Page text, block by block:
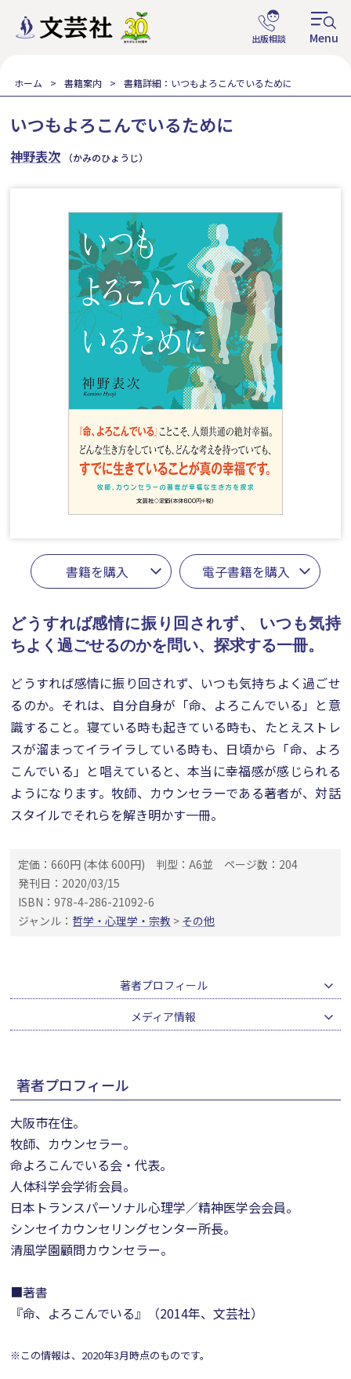
ホーム 書籍案内 書籍詳細：いつもよろこんでいるために
いつもよろこんでいるために
神野表次 （かみのひょうじ）
書籍を購入 電子書籍を購入
どうすれば感情に振り回されず、
いつも気持
ちよく過ごせるのかを問い、探求する一冊。
どうすれば感情に振り回されず、いつも気持ちよく過ごせ
るのか。それは、自分自身が「命、よろこんでいる」と意
識すること。寝ている時も起きている時も、たとえストレ
スが溜まってイライラしている時も、日頃から「命、よろ
こんでいる」と唱えていると、本当に幸福感が感じられる
ようになります。牧師、カウンセラーである著者が、対話
スタイルでそれらを解き明かす一冊。
定価：660円 (本体 600円) 判型：A6並
ページ数：204
発刊日：2020/03/15
ISBN：978-4-286-21092-6
ジャンル：哲学・心理学・宗教 > その他
著者プロフィール
メディア情報
著者プロフィール
大阪市在住。
牧師、カウンセラー。
命よろこんでいる会・代表。
人体科学会学術会員。
日本トランスパーソナル心理学／精神医学会会員。
シンセイカウンセリングセンター所長。
清風学園顧問カウンセラー。
■著書
『命、よろこんでいる』（2014年、文芸社）
※この情報は、2020年3月時点のものです。